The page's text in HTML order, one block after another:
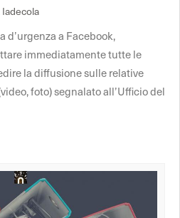
Iadecola
d’urgenza a Facebook,
immediatamente tutte le
la diffusione sulle relative
foto) segnalato all’Ufficio del